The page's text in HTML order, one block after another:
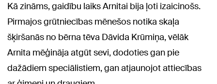
Kā zināms, gaidību laiks Arnitai bija ļoti izaicinošs.
Pirmajos grūtniecības mēnešos notika skaļa
šķiršanās no bērna tēva Dāvida Krūmiņa, vēlāk
Arnita mēģināja atgūt sevi, dodoties gan pie
dažādiem speciālistiem, gan atjaunojot attiecības